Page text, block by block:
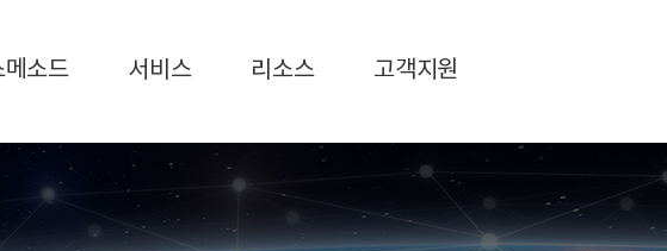
메소드 서비스 리소스 고객지원